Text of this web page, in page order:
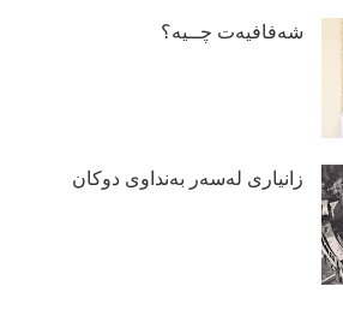
شەفافیەت چــیە؟
زانیاری لەسەر بەنداوی دوكان